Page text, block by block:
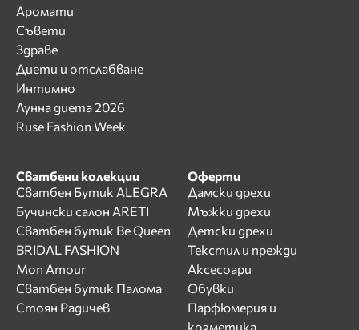
Аромати
Съвети
Здраве
Диети и отслабване
Интимно
Лунна диета 2026
Ruse Fashion Week
Сватбени колекции
Сватбен Бутик ALEGRA
Бучински салон ARETI
Сватбен бутик Be Queen
BRIDAL FASHION
Mon Amour
Сватбен бутик Палома
Стоян Радичев
Оферти
Дамски дрехи
Мъжки дрехи
Детски дрехи
Текстил и прежди
Аксесоари
Обувки
Парфюмерия и
козметика